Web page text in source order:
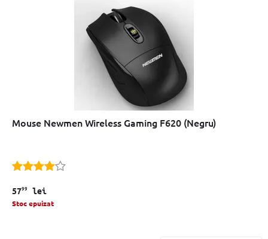
Mouse Newmen Wireless Gaming F620 (Negru)
5799 lei
Stoc epuizat